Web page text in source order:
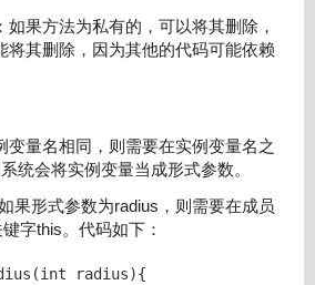
果方法为私有的，可以将其删除，
将其删除，因为其他的代码可能依赖
变量名相同，则需要在实例变量名之
统会将实例变量当成形式参数。
果形式参数为radius，则需要在成员
字this。代码如下：
radius){